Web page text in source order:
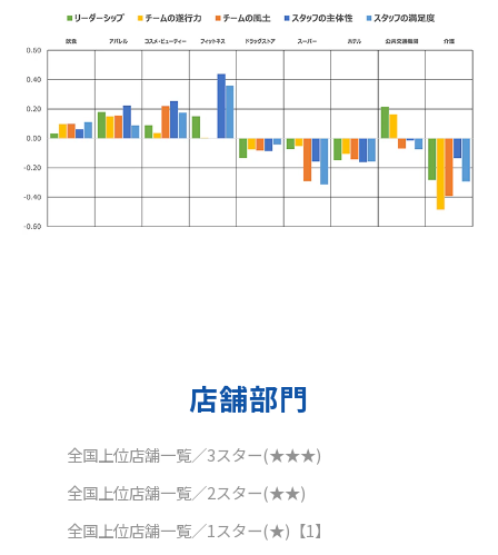
店舗部門
全国上位店舗一覧／3スター(★★★)
全国上位店舗一覧／2スター(★★)
全国上位店舗一覧／1スター(★)【1】